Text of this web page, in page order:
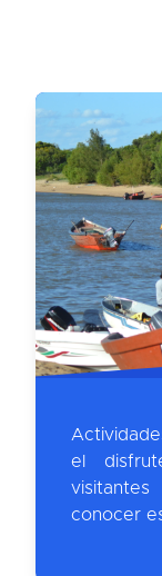
el
conocer